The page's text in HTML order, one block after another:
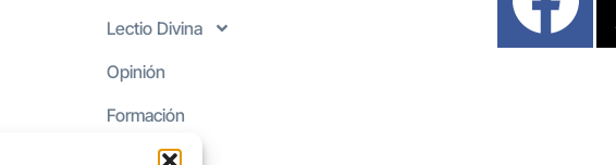
Lectio Divina
Opinión
Formación